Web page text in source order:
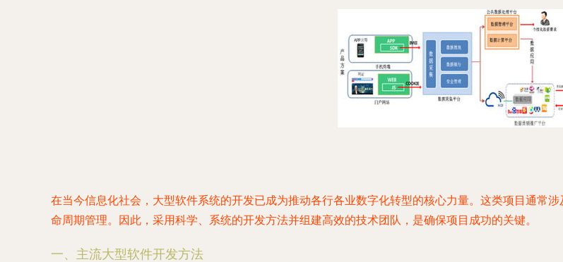
在当今信息化社会，大型软件系统的开发已成为推动各行各业数字化转型的核心力量。这类项目通常
命周期管理。因此，采用科学、系统的开发方法并组建高效的技术团队，是确保项目成功的关键。
一、主流大型软件开发方法